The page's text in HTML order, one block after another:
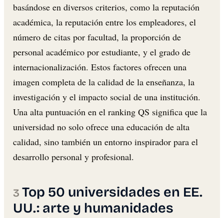
basándose en diversos criterios, como la reputación
académica, la reputación entre los empleadores, el
número de citas por facultad, la proporción de
personal académico por estudiante, y el grado de
internacionalización. Estos factores ofrecen una
imagen completa de la calidad de la enseñanza, la
investigación y el impacto social de una institución.
Una alta puntuación en el ranking QS significa que la
universidad no solo ofrece una educación de alta
calidad, sino también un entorno inspirador para el
desarrollo personal y profesional.
Top 50 universidades en EE.
UU.: arte y humanidades